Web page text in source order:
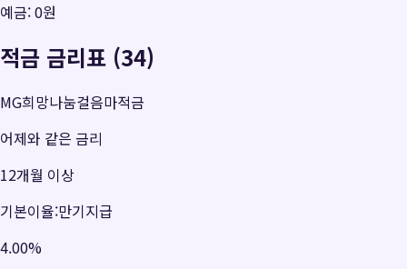
예금:0원
적금 금리표 (34)
MG희망나눔걸음마적금
어제와 같은 금리
12개월 이상
기본이율:만기지급
4.00%